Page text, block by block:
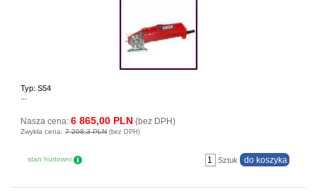
Typ: S54
Nasza cena: 6 865,00 PLN (bez DPH)
Zwykła cena: 7 208,3 PLN (bez DPH)
stan hurtowni Sztuk